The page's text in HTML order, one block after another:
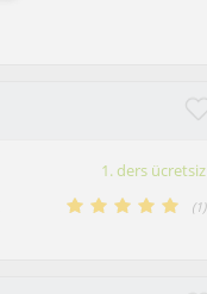
1. ders ücretsiz
(1)